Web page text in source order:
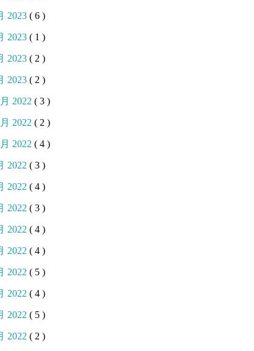
2023 ( 6 )
2023 ( 1 )
2023 ( 2 )
2023 ( 2 )
2022 ( 3 )
2022 ( 2 )
2022 ( 4 )
2022 ( 3 )
2022 ( 4 )
2022 ( 3 )
2022 ( 4 )
2022 ( 4 )
2022 ( 5 )
2022 ( 4 )
2022 ( 5 )
2022 ( 2 )